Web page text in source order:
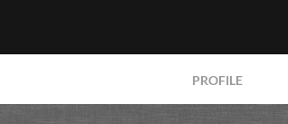
PROFILE